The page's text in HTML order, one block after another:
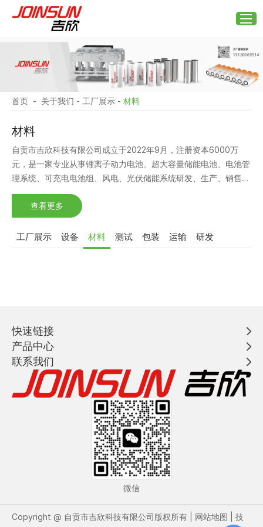
首页 - 关于我们 - 工厂展示 - 材料
材料
自贡市吉欣科技有限公司成立于2022年9月，注册资本6000万
元，是一家专业从事锂离子动力电池、超大容量储能电池、电池管
理系统、可充电电池组、风电、光伏储能系统研发、生产、销售的
科技型中小企业。
查看更多
工厂展示 设备 材料 测试 包装 运输 研发
快速链接
产品中心
联系我们
微信
Copyright @ 自贡市吉欣科技有限公司版权所有 | 网站地图 | 技